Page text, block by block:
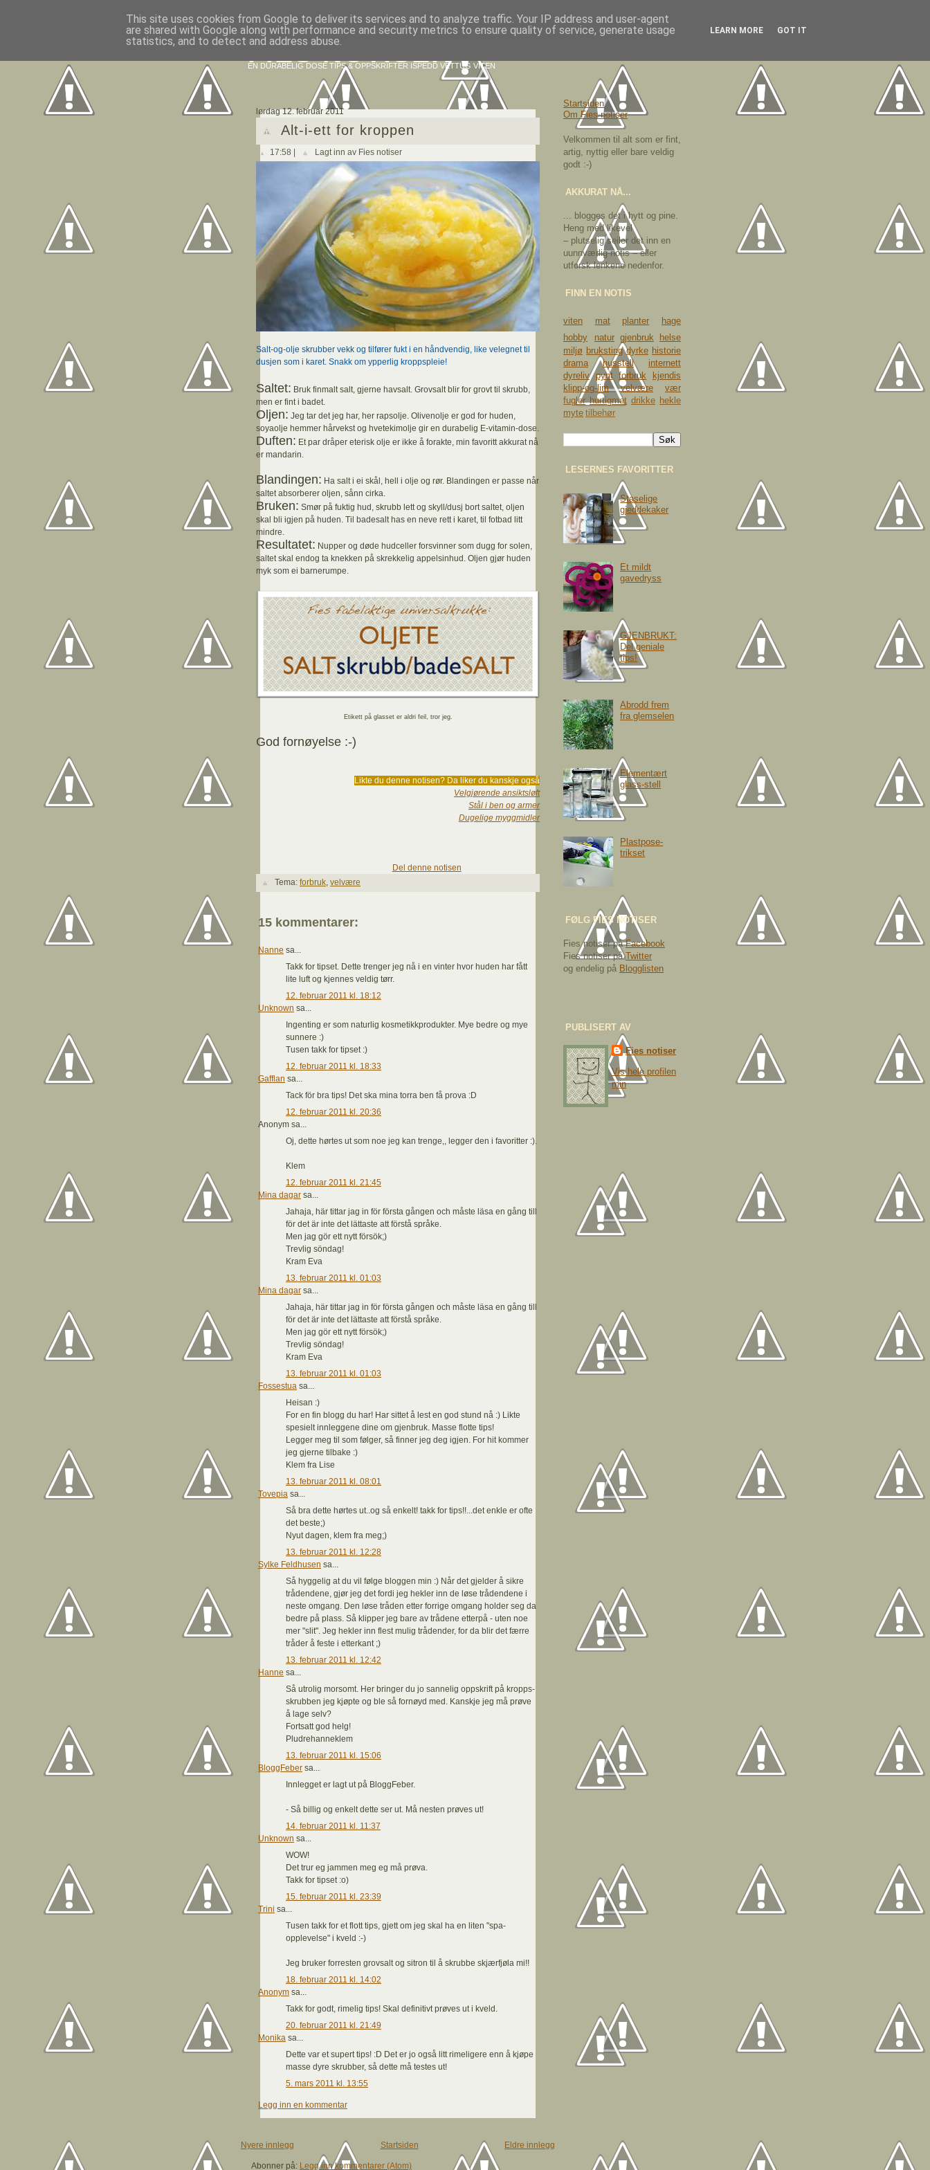
FIES NOTISER
EN DURABELIG DOSE TIPS & OPPSKRIFTER ISPEDD VETTUG VITEN
lørdag 12. februar 2011
Alt-i-ett for kroppen
17:58 | Lagt inn av Fies notiser
Salt-og-olje skrubber vekk og tilfører fukt i en håndvendig, like velegnet til
dusjen som i karet. Snakk om ypperlig kroppspleie!
Saltet: Bruk finmalt salt, gjerne havsalt. Grovsalt blir for grovt til skrubb,
men er fint i badet.
Oljen: Jeg tar det jeg har, her rapsolje. Olivenolje er god for huden,
soyaolje hemmer hårvekst og hvetekimolje gir en durabelig E-vitamin-dose.
Duften: Et par dråper eterisk olje er ikke å forakte, min favoritt akkurat nå
er mandarin.
Blandingen: Ha salt i ei skål, hell i olje og rør. Blandingen er passe når
saltet absorberer oljen, sånn cirka.
Bruken: Smør på fuktig hud, skrubb lett og skyll/dusj bort saltet, oljen
skal bli igjen på huden. Til badesalt has en neve rett i karet, til fotbad litt
mindre.
Resultatet: Nupper og døde hudceller forsvinner som dugg for solen,
saltet skal endog ta knekken på skrekkelig appelsinhud. Oljen gjør huden
myk som ei barnerumpe.
Etikett på glasset er aldri feil, tror jeg.
God fornøyelse :-)
Likte du denne notisen? Da liker du kanskje også
Velgjørende ansiktsløft
Stål i ben og armer
Dugelige myggmidler
Del denne notisen
Tema: forbruk, velvære
15 kommentarer:
Nanne sa...
Takk for tipset. Dette trenger jeg nå i en vinter hvor huden har fått
lite luft og kjennes veldig tørr.
12. februar 2011 kl. 18:12
Unknown sa...
Ingenting er som naturlig kosmetikkprodukter. Mye bedre og mye
sunnere :)
Tusen takk for tipset :)
12. februar 2011 kl. 18:33
Gafflan sa...
Tack för bra tips! Det ska mina torra ben få prova :D
12. februar 2011 kl. 20:36
Anonym sa...
Oj, dette hørtes ut som noe jeg kan trenge,, legger den i favoritter :).
Klem
12. februar 2011 kl. 21:45
Mina dagar sa...
Jahaja, här tittar jag in för första gången och måste läsa en gång till
för det är inte det lättaste att förstå språke.
Men jag gör ett nytt försök;)
Trevlig söndag!
Kram Eva
13. februar 2011 kl. 01:03
Mina dagar sa...
Jahaja, här tittar jag in för första gången och måste läsa en gång till
för det är inte det lättaste att förstå språke.
Men jag gör ett nytt försök;)
Trevlig söndag!
Kram Eva
13. februar 2011 kl. 01:03
Fossestua sa...
Heisan :)
For en fin blogg du har! Har sittet å lest en god stund nå :) Likte
spesielt innleggene dine om gjenbruk. Masse flotte tips!
Legger meg til som følger, så finner jeg deg igjen. For hit kommer
jeg gjerne tilbake :)
Klem fra Lise
13. februar 2011 kl. 08:01
Tovepia sa...
Så bra dette hørtes ut..og så enkelt! takk for tips!!...det enkle er ofte
det beste;)
Nyut dagen, klem fra meg;)
13. februar 2011 kl. 12:28
Sylke Feldhusen sa...
Så hyggelig at du vil følge bloggen min :) Når det gjelder å sikre
trådendene, gjør jeg det fordi jeg hekler inn de løse trådendene i
neste omgang. Den løse tråden etter forrige omgang holder seg da
bedre på plass. Så klipper jeg bare av trådene etterpå - uten noe
mer "slit". Jeg hekler inn flest mulig trådender, for da blir det færre
tråder å feste i etterkant ;)
13. februar 2011 kl. 12:42
Hanne sa...
Så utrolig morsomt. Her bringer du jo sannelig oppskrift på kropps-
skrubben jeg kjøpte og ble så fornøyd med. Kanskje jeg må prøve
å lage selv?
Fortsatt god helg!
Pludrehanneklem
13. februar 2011 kl. 15:06
BloggFeber sa...
Innlegget er lagt ut på BloggFeber.
- Så billig og enkelt dette ser ut. Må nesten prøves ut!
14. februar 2011 kl. 11:37
Unknown sa...
WOW!
Det trur eg jammen meg eg må prøva.
Takk for tipset :o)
15. februar 2011 kl. 23:39
Trini sa...
Tusen takk for et flott tips, gjett om jeg skal ha en liten "spa-
opplevelse" i kveld :-)
Jeg bruker forresten grovsalt og sitron til å skrubbe skjærfjøla mi!!
18. februar 2011 kl. 14:02
Anonym sa...
Takk for godt, rimelig tips! Skal definitivt prøves ut i kveld.
20. februar 2011 kl. 21:49
Monika sa...
Dette var et supert tips! :D Det er jo også litt rimeligere enn å kjøpe
masse dyre skrubber, så dette må testes ut!
5. mars 2011 kl. 13:55
Legg inn en kommentar
Nyere innlegg Eldre innlegg
Startsiden
Abonner på: Legg inn kommentarer (Atom)
Startsiden
Om Fies notiser
Velkommen til alt som er fint,
artig, nyttig eller bare veldig
godt :-)
AKKURAT NÅ...
... blogges det i hytt og pine.
Heng med likevel
– plutselig seiler det inn en
uunnværlig notis – eller
utforsk lenkene nedenfor.
FINN EN NOTIS
viten mat planter
hage
hobby
natur gjenbruk
helse
miljø bruksting dyrke historie
drama
husstell
internett
dyreliv
pynt forbruk
kjendis
klipp-og-lim
velvære
vær
fugler hurtigmat drikke hekle
myte tilbehør
LESERNES FAVORITTER
Staselige
gjeddekaker
Et mildt
gavedryss
GJENBRUKT:
Del geniale
tips!
Abrodd frem
fra glemselen
Elementært
glass-stell
Plastpose-
trikset
FØLG FIES NOTISER
Fies notiser påFacebook
Fies notiser påTwitter
og endelig på Blogglisten
PUBLISERT AV
Fies notiser
Vis hele profilen
min
This site uses cookies from Google to deliver its services and to analyze traffic. Your IP address and user-agent
are shared with Google along with performance and security metrics to ensure quality of service, generate usage
statistics, and to detect and address abuse.
LEARN MORE GOT IT